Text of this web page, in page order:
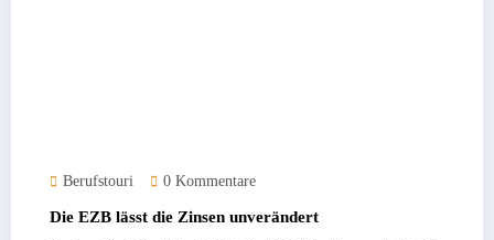
Berufstouri 0 Kommentare
Die EZB lässt die Zinsen unverändert